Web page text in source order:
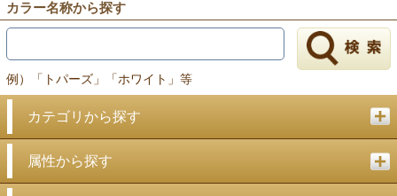
カラー名称から探す
例）「トパーズ」「ホワイト」等
カテゴリから探す
属性から探す